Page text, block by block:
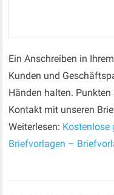
Ein Anschreiben in
Kunden und
Händen halten.
Kontakt mit unseren
Weiterlesen: Kostenlose
Briefvorlagen –